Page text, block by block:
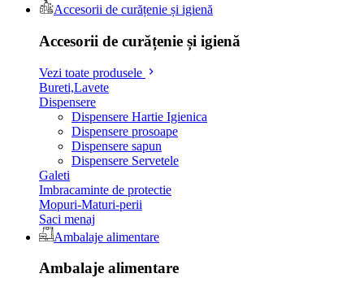
Accesorii de curățenie și igienă
Accesorii de curățenie și igienă
Vezi toate produsele
Bureti,Lavete
Dispensere
Dispensere Hartie Igienica
Dispensere prosoape
Dispensere sapun
Dispensere Servetele
Galeti
Imbracaminte de protectie
Mopuri-Maturi-perii
Saci menaj
Ambalaje alimentare
Ambalaje alimentare